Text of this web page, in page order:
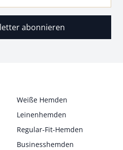
abonnieren
Weiße Hemden
Leinenhemden
Regular-Fit-Hemden
Businesshemden